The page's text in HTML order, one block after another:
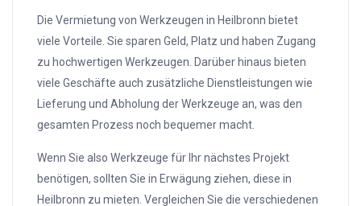
Die Vermietung von Werkzeugen in Heilbronn bietet
viele Vorteile. Sie sparen Geld, Platz und haben Zugang
zu hochwertigen Werkzeugen. Darüber hinaus bieten
viele Geschäfte auch zusätzliche Dienstleistungen wie
Lieferung und Abholung der Werkzeuge an, was den
gesamten Prozess noch bequemer macht.
Wenn Sie also Werkzeuge für Ihr nächstes Projekt
benötigen, sollten Sie in Erwägung ziehen, diese in
Heilbronn zu mieten. Vergleichen Sie die verschiedenen